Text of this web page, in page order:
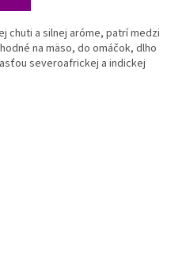
chuti a silnej aróme, patrí medzi
na mäso, do omáčok, dlho
severoafrickej a indickej